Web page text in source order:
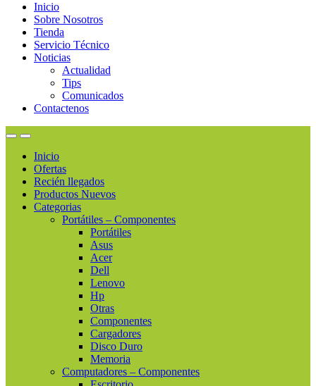
Inicio
Sobre Nosotros
Tienda
Servicio Técnico
Noticias
Actualidad
Tips
Comunicados
Contactenos
Inicio
Ofertas
Recién llegados
Productos Nuevos
Categorias
Portátiles – Componentes
Portátiles
Asus
Acer
Dell
Lenovo
Hp
Otras
Componentes
Cargadores
Disco Duro
Memoria
Computadores – Componentes